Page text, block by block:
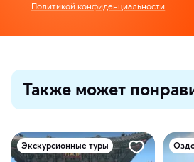
Политикой конфиденциальности
Также может
Экскурсионные туры